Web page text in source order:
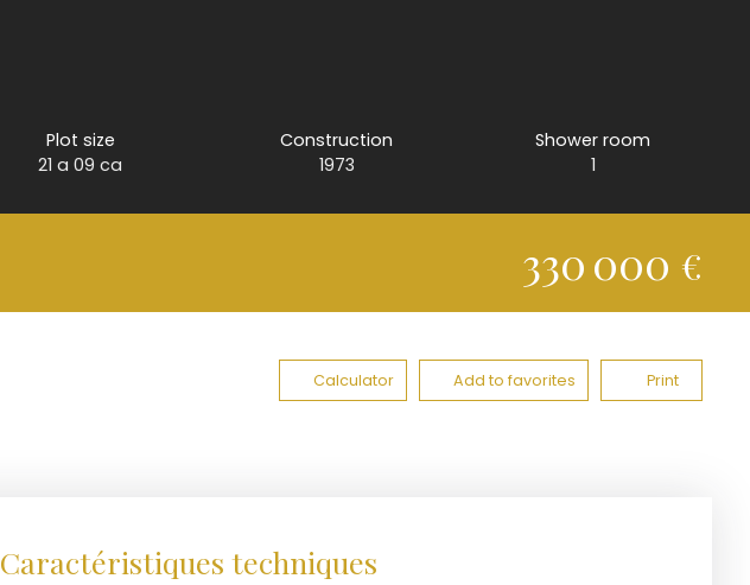
Plot size
21 a 09 ca
Construction
1973
Shower room
1
330 000 €
Calculator Add to favorites Print
Caractéristiques techniques